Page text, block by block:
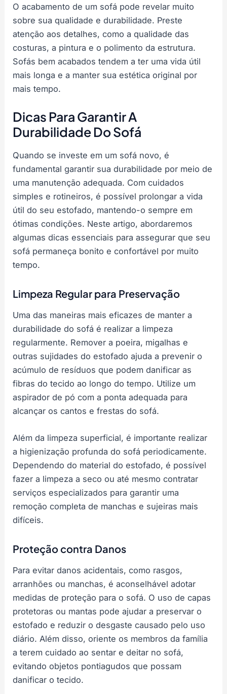
O acabamento de um sofá pode revelar muito
sobre sua qualidade e durabilidade. Preste
atenção aos detalhes, como a qualidade das
costuras, a pintura e o polimento da estrutura.
Sofás bem acabados tendem a ter uma vida útil
mais longa e a manter sua estética original por
mais tempo.
Dicas Para Garantir A
Durabilidade Do Sofá
Quando se investe em um sofá novo, é
fundamental garantir sua durabilidade por meio de
uma manutenção adequada. Com cuidados
simples e rotineiros, é possível prolongar a vida
útil do seu estofado, mantendo-o sempre em
ótimas condições. Neste artigo, abordaremos
algumas dicas essenciais para assegurar que seu
sofá permaneça bonito e confortável por muito
tempo.
Limpeza Regular para Preservação
Uma das maneiras mais eficazes de manter a
durabilidade do sofá é realizar a limpeza
regularmente. Remover a poeira, migalhas e
outras sujidades do estofado ajuda a prevenir o
acúmulo de resíduos que podem danificar as
fibras do tecido ao longo do tempo. Utilize um
aspirador de pó com a ponta adequada para
alcançar os cantos e frestas do sofá.
Além da limpeza superficial, é importante realizar
a higienização profunda do sofá periodicamente.
Dependendo do material do estofado, é possível
fazer a limpeza a seco ou até mesmo contratar
serviços especializados para garantir uma
remoção completa de manchas e sujeiras mais
difíceis.
Proteção contra Danos
Para evitar danos acidentais, como rasgos,
arranhões ou manchas, é aconselhável adotar
medidas de proteção para o sofá. O uso de capas
protetoras ou mantas pode ajudar a preservar o
estofado e reduzir o desgaste causado pelo uso
diário. Além disso, oriente os membros da família
a terem cuidado ao sentar e deitar no sofá,
evitando objetos pontiagudos que possam
danificar o tecido.